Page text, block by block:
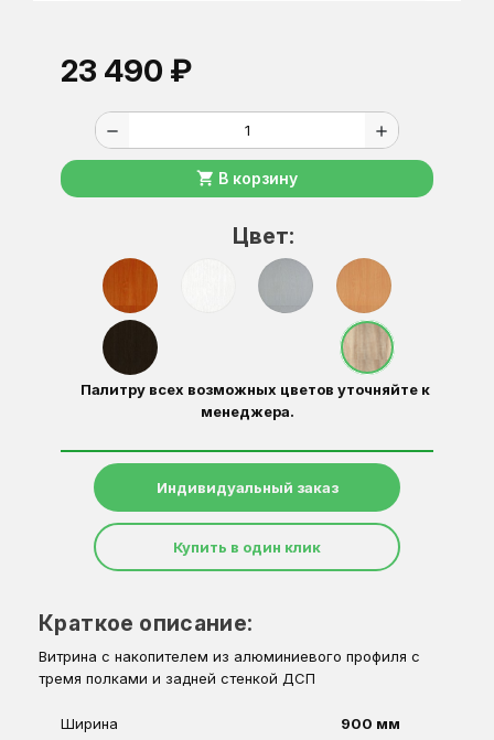
23 490 ₽
remove add
shopping_cart В корзину
Цвет:
Палитру всех возможных цветов уточняйте к
менеджера.
Индивидуальный заказ
Купить в один клик
Краткое описание:
Витрина с накопителем из алюминиевого профиля с
тремя полками и задней стенкой ДСП
Ширина
900 мм